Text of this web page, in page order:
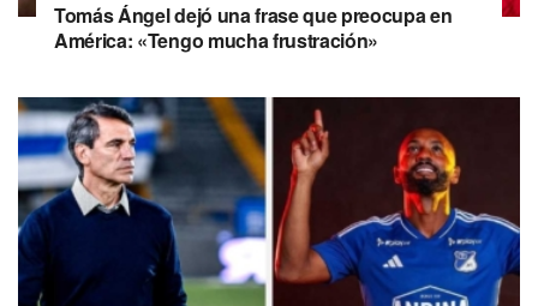
Tomás Ángel dejó una frase que preocupa en
América: «Tengo mucha frustración»